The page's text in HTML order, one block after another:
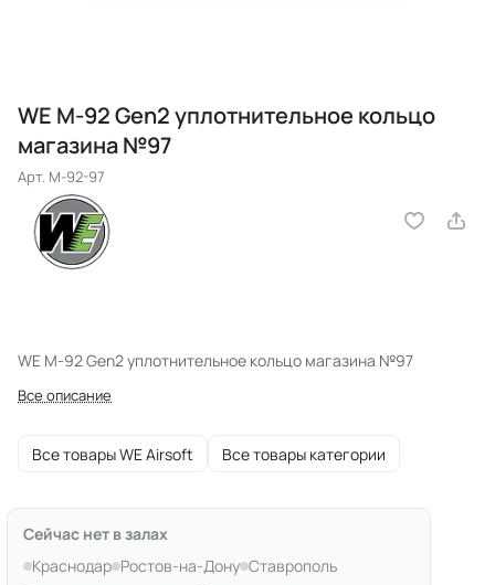
WE M-92 Gen2 уплотнительное кольцо
магазина №97
Арт. M-92-97
WE M-92 Gen2 уплотнительное кольцо магазина №97
Все описание
Все товары WE Airsoft Все товары категории
Сейчас нет в залах
Краснодар Ростов-на-Дону Ставрополь